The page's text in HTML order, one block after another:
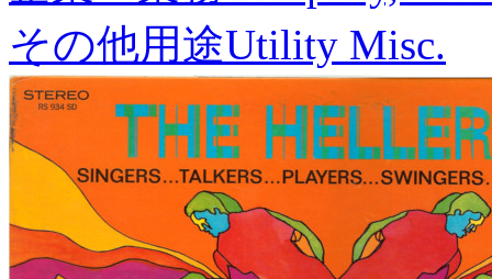
その他用途Utility Misc.